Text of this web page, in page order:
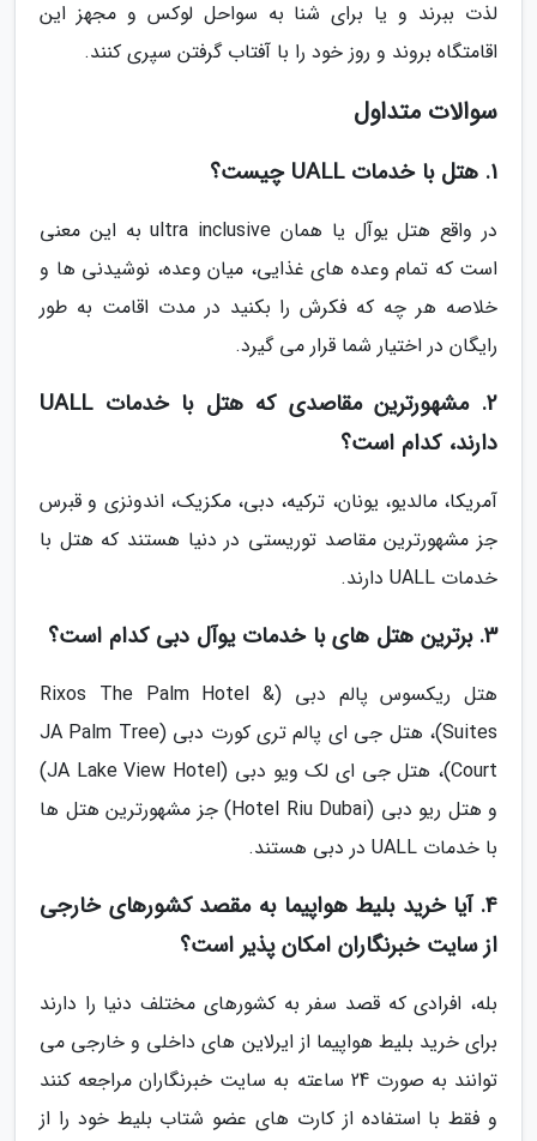
لذت ببرند و یا برای شنا به سواحل لوکس و مجهز این
اقامتگاه بروند و روز خود را با آفتاب گرفتن سپری کنند.
سوالات متداول
1. هتل با خدمات UALL چیست؟
در واقع هتل یوآل یا همان ultra inclusive به این معنی
است که تمام وعده های غذایی، میان وعده، نوشیدنی ها و
خلاصه هر چه که فکرش را بکنید در مدت اقامت به طور
رایگان در اختیار شما قرار می گیرد.
2. مشهورترین مقاصدی که هتل با خدمات UALL
دارند، کدام است؟
آمریکا، مالدیو، یونان، ترکیه، دبی، مکزیک، اندونزی و قبرس
جز مشهورترین مقاصد توریستی در دنیا هستند که هتل با
خدمات UALL دارند.
3. برترین هتل های با خدمات یوآل دبی کدام است؟
هتل ریکسوس پالم دبی (Rixos The Palm Hotel &
Suites)، هتل جی ای پالم تری کورت دبی (JA Palm Tree
Court)، هتل جی ای لک ویو دبی (JA Lake View Hotel)
و هتل ریو دبی (Hotel Riu Dubai) جز مشهورترین هتل ها
با خدمات UALL در دبی هستند.
4. آیا خرید بلیط هواپیما به مقصد کشورهای خارجی
از سایت خبرنگاران امکان پذیر است؟
بله، افرادی که قصد سفر به کشورهای مختلف دنیا را دارند
برای خرید بلیط هواپیما از ایرلاین های داخلی و خارجی می
توانند به صورت 24 ساعته به سایت خبرنگاران مراجعه کنند
و فقط با استفاده از کارت های عضو شتاب بلیط خود را از